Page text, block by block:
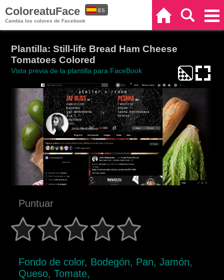
ColoreatuFace
Cambia los colores de Facebook
ES
Plantilla: Still-life Bread Ham Cheese
Tomatoes Colored
Vista previa de la plantilla para FaceBook
Puntuar
Fondo de color, Bodegón, Pan, Jamón,
Queso, Tomate,